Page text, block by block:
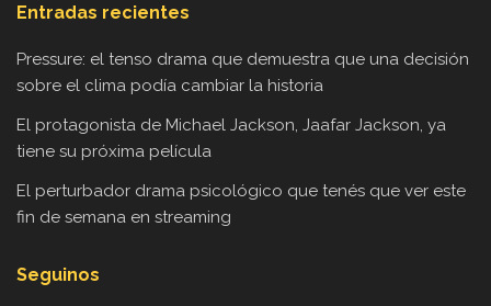
Entradas recientes
Pressure: el tenso drama que demuestra que una decisión
sobre el clima podía cambiar la historia
El protagonista de Michael Jackson, Jaafar Jackson, ya
tiene su próxima película
El perturbador drama psicológico que tenés que ver este
fin de semana en streaming
Seguinos